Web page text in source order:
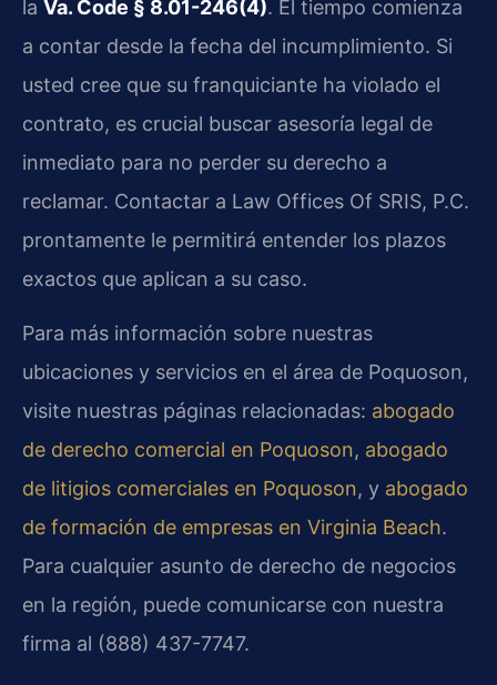
la Va. Code § 8.01-246(4). El tiempo comienza
a contar desde la fecha del incumplimiento. Si
usted cree que su franquiciante ha violado el
contrato, es crucial buscar asesoría legal de
inmediato para no perder su derecho a
reclamar. Contactar a Law Offices Of SRIS, P.C.
prontamente le permitirá entender los plazos
exactos que aplican a su caso.
Para más información sobre nuestras
ubicaciones y servicios en el área de Poquoson,
visite nuestras páginas relacionadas: abogado
de derecho comercial en Poquoson, abogado
de litigios comerciales en Poquoson, y abogado
de formación de empresas en Virginia Beach.
Para cualquier asunto de derecho de negocios
en la región, puede comunicarse con nuestra
firma al (888) 437-7747.